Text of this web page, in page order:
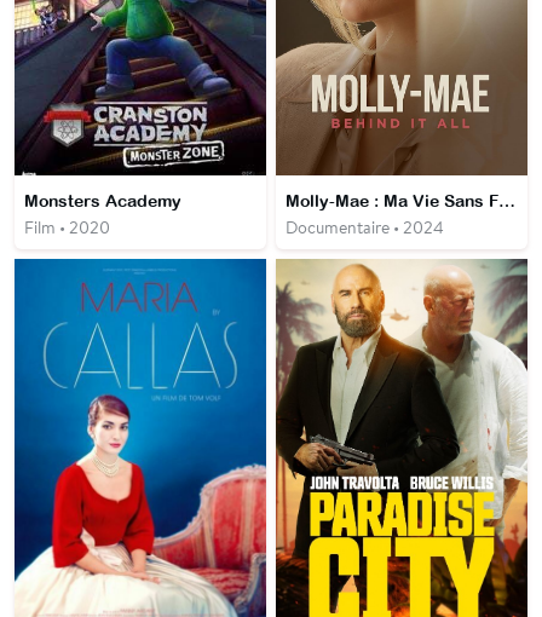
Monsters Academy
Film • 2020
Molly-Mae : Ma Vie Sans Filtre
Documentaire • 2024